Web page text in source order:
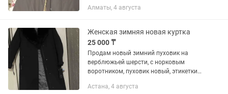
Алматы, 4 августа
Женская зимняя новая куртка
25 000 ₸
Продам новый зимний пуховик на
верблюжьей шерсти, с норковым
воротником, пуховик новый, этикетки
стильный! Фирма Avrora. Размер 52. Ни
Астана, 4 августа